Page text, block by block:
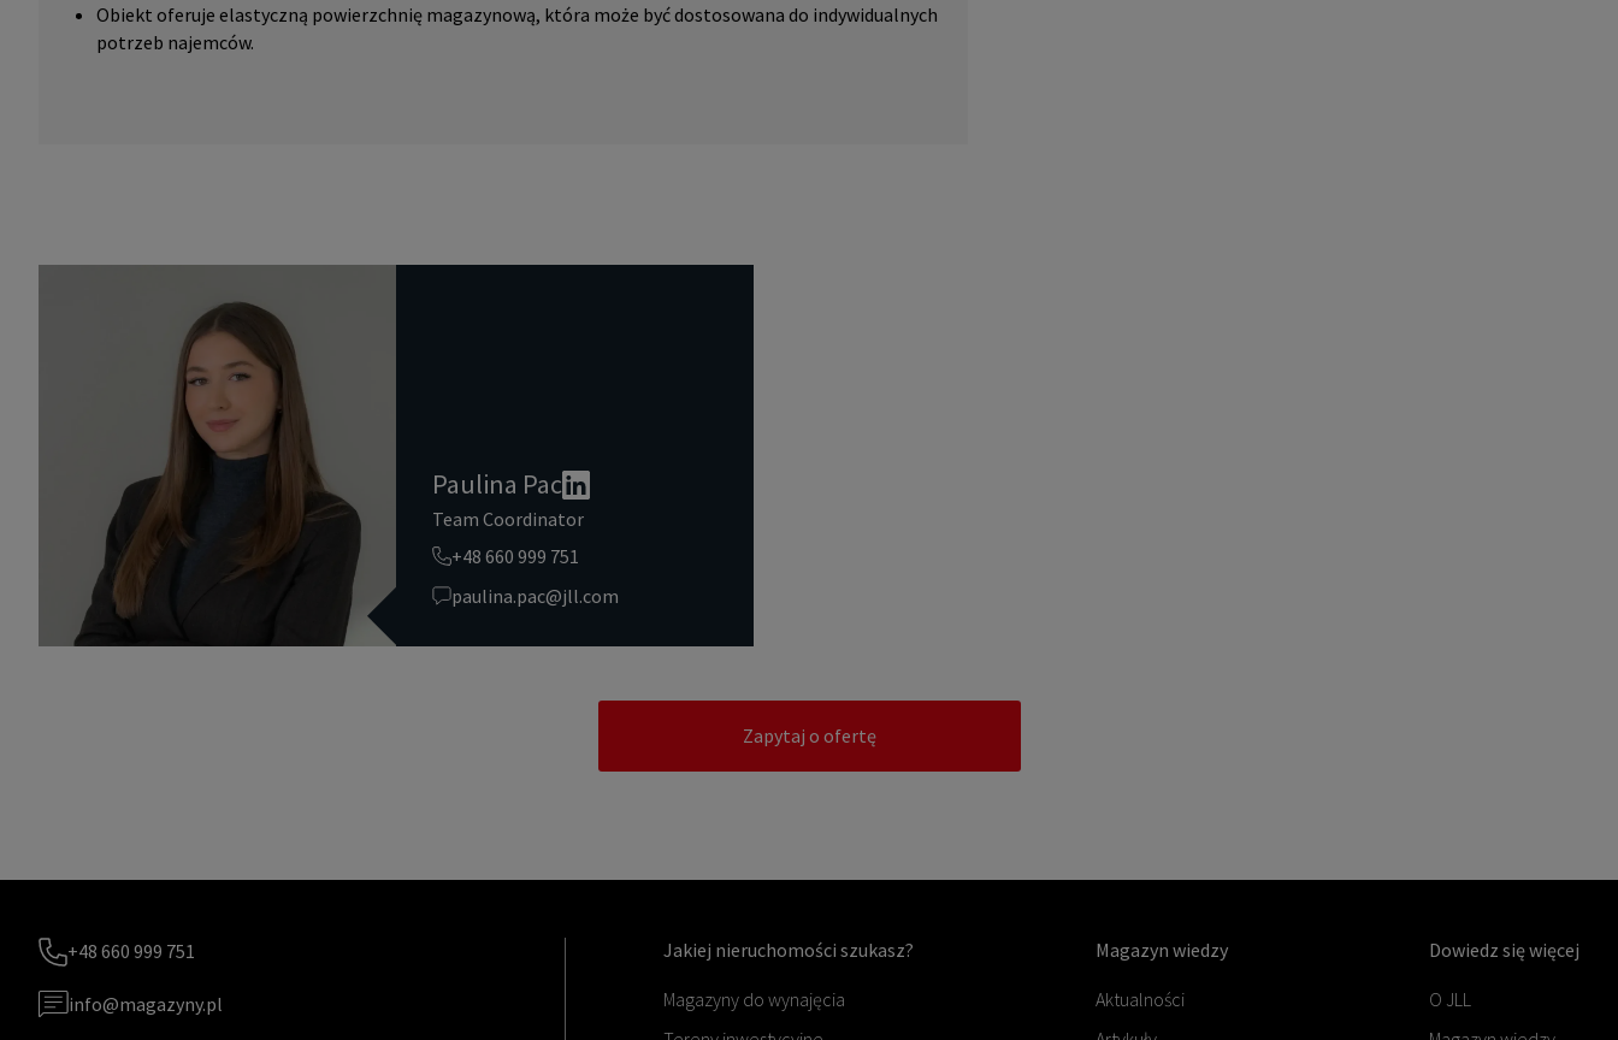
Obiekt oferuje elastyczną powierzchnię magazynową, która może być dostosowana do indywidualnych
potrzeb najemców.
Paulina Pac
Team Coordinator
+48 660 999 751
paulina.pac@jll.com
Zapytaj o ofertę
+48 660 999 751
info@magazyny.pl
Jakiej nieruchomości szukasz?
Magazyny do wynajęcia
Magazyn wiedzy
Aktualności
Dowiedz się więcej
O JLL